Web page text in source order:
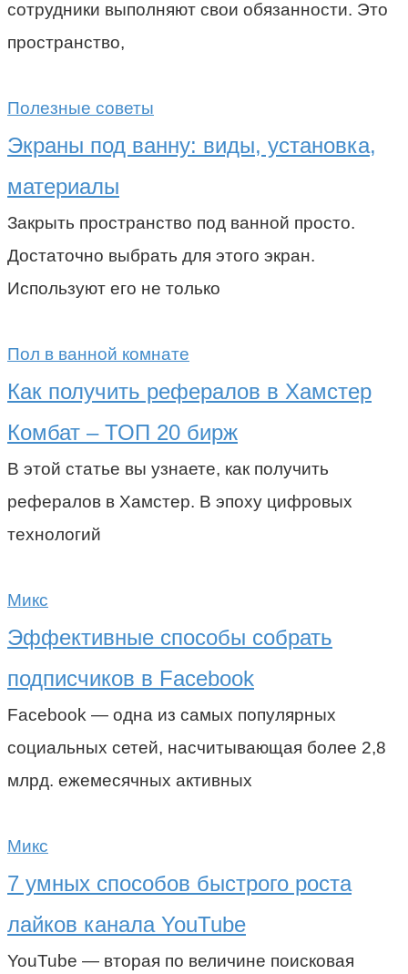
сотрудники выполняют свои обязанности. Это
пространство,
Полезные советы
Экраны под ванну: виды, установка,
материалы
Закрыть пространство под ванной просто.
Достаточно выбрать для этого экран.
Используют его не только
Пол в ванной комнате
Как получить рефералов в Хамстер
Комбат – ТОП 20 бирж
В этой статье вы узнаете, как получить
рефералов в Хамстер. В эпоху цифровых
технологий
Микс
Эффективные способы собрать
подписчиков в Facebook
Facebook — одна из самых популярных
социальных сетей, насчитывающая более 2,8
млрд. ежемесячных активных
Микс
7 умных способов быстрого роста
лайков канала YouTube
YouTube — вторая по величине поисковая